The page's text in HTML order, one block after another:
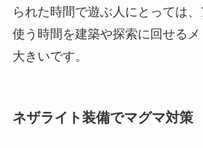
られた時間で遊ぶ人にとっては
使う時間を建築や探索に回せるメ
大きいです。
ネザライト装備でマグマ対策